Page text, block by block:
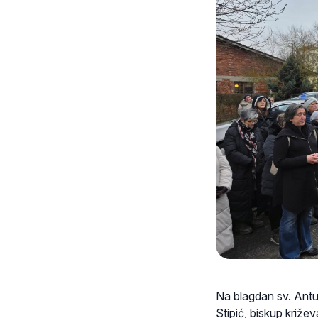
Na blagdan sv.
Stipić, biskup